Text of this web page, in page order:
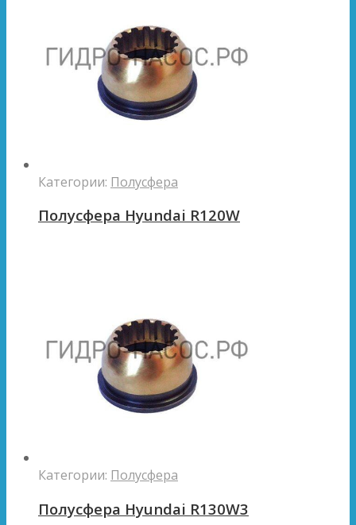
Категории: Полусфера
Полусфера Hyundai R120W
Категории: Полусфера
Полусфера Hyundai R130W3